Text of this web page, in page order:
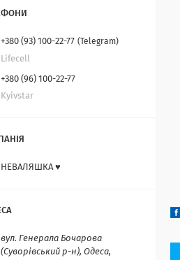
+380 (93) 100-22-77 Telegram
Lifecell
+380 (96) 100-22-77
Kyivstar
НЕВАЛЯШКА ♥️
вул. Генерала Бочарова
(Суворівський р-н), Одеса,